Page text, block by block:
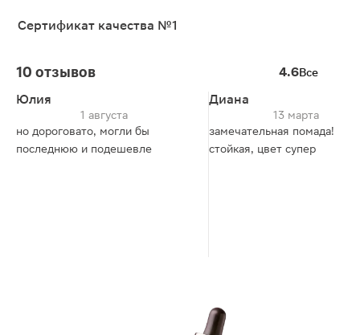
Сертификат качества №1
10 отзывов 4.6Все
Юлия
1 августа
но дороговато, могли бы
последнюю и подешевле
Диана
13 марта
замечательная помада!
стойкая, цвет супер